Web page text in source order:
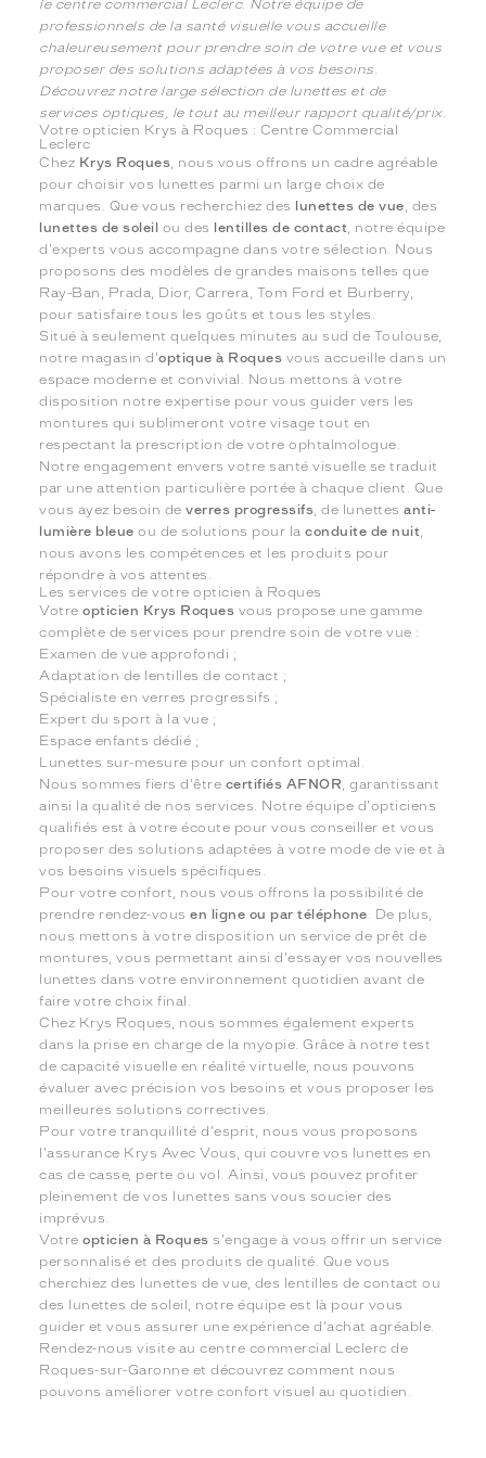
le centre commercial Leclerc. Notre équipe de
professionnels de la santé visuelle vous accueille
chaleureusement pour prendre soin de votre vue et vous
proposer des solutions adaptées à vos besoins.
Découvrez notre large sélection de lunettes et de
services optiques, le tout au meilleur rapport qualité/prix.
Votre opticien Krys à Roques : Centre Commercial
Leclerc
Chez Krys Roques, nous vous offrons un cadre agréable
pour choisir vos lunettes parmi un large choix de
marques. Que vous recherchiez des
lunettes de vue, des
lunettes de soleil ou des lentilles de contact, notre équipe
d'experts vous accompagne dans votre sélection. Nous
proposons des modèles de grandes maisons telles que
Ray-Ban, Prada, Dior, Carrera, Tom Ford et Burberry,
pour satisfaire tous les goûts et tous les styles.
Situé à seulement quelques minutes au sud de Toulouse,
notre magasin d'optique à Roques vous accueille dans un
espace moderne et convivial. Nous mettons à votre
disposition notre expertise pour vous guider vers les
montures qui sublimeront votre visage tout en
respectant la prescription de votre ophtalmologue.
Notre engagement envers votre santé visuelle se traduit
par une attention particulière portée à chaque client. Que
vous ayez besoin deverres progressifs, de lunettesanti-
lumière bleue ou de solutions pour laconduite de nuit,
nous avons les compétences et les produits pour
répondre à vos attentes.
Les services de votre opticien à Roques
Votreopticien Krys Roques vous propose une gamme
complète de services pour prendre soin de votre vue :
Examen de vue approfondi ;
Adaptation de lentilles de contact ;
Spécialiste en verres progressifs ;
Expert du sport à la vue ;
Espace enfants dédié ;
Lunettes sur-mesure pour un confort optimal.
Nous sommes fiers d'être certifiés AFNOR, garantissant
ainsi la qualité de nos services. Notre équipe d'opticiens
qualifiés est à votre écoute pour vous conseiller et vous
proposer des solutions adaptées à votre mode de vie et à
vos besoins visuels spécifiques.
Pour votre confort, nous vous offrons la possibilité de
prendre rendez-vousen ligne ou par téléphone. De plus,
nous mettons à votre disposition un service de prêt de
montures, vous permettant ainsi d'essayer vos nouvelles
lunettes dans votre environnement quotidien avant de
faire votre choix final.
Chez Krys Roques, nous sommes également experts
dans la prise en charge de la myopie. Grâce à notre test
de capacité visuelle en réalité virtuelle, nous pouvons
évaluer avec précision vos besoins et vous proposer les
meilleures solutions correctives.
Pour votre tranquillité d'esprit, nous vous proposons
l'assurance Krys Avec Vous, qui couvre vos lunettes en
cas de casse, perte ou vol. Ainsi, vous pouvez profiter
pleinement de vos lunettes sans vous soucier des
imprévus.
Votreopticien à Roques s'engage à vous offrir un service
personnalisé et des produits de qualité. Que vous
cherchiez des lunettes de vue, des lentilles de contact ou
des lunettes de soleil, notre équipe est là pour vous
guider et vous assurer une expérience d'achat agréable.
Rendez-nous visite au centre commercial Leclerc de
Roques-sur-Garonne et découvrez comment nous
pouvons améliorer votre confort visuel au quotidien.